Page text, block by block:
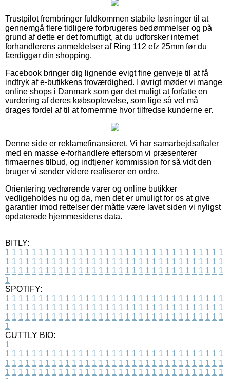
Trustpilot frembringer fuldkommen stabile løsninger til at
gennemgå flere tidligere forbrugeres bedømmelser og på
grund af dette er det fornuftigt, at du udforsker internet
forhandlerens anmeldelser af Ring 112 efz 25mm før du
færdiggør din shopping.
Facebook bringer dig lignende evigt fine genveje til at få
indtryk af e-butikkens troværdighed. I øvrigt møder vi mange
online shops i Danmark som gør det muligt at forfatte en
vurdering af deres købsoplevelse, som lige så vel må
drages fordel af til at fornemme hvor tilfredse kunderne er.
Denne side er reklamefinansieret. Vi har samarbejdsaftaler
med en masse e-forhandlere eftersom vi præsenterer
firmaernes tilbud, og indtjener kommission for så vidt den
bruger vi sender videre realiserer en ordre.
Orientering vedrørende varer og online butikker
vedligeholdes nu og da, men det er umuligt for os at give
garantier imod rettelser der måtte være lavet siden vi nyligst
opdaterede hjemmesidens data.
BITLY:
1 1 1 1 1 1 1 1 1 1 1 1 1 1 1 1 1 1 1 1 1 1 1 1 1 1 1 1 1 1 1 1 1
1 1 1 1 1 1 1 1 1 1 1 1 1 1 1 1 1 1 1 1 1 1 1 1 1 1 1 1 1 1 1 1 1
1 1 1 1 1 1 1 1 1 1 1 1 1 1 1 1 1 1 1 1 1 1 1 1 1 1 1 1 1 1 1 1 1
1
SPOTIFY:
1 1 1 1 1 1 1 1 1 1 1 1 1 1 1 1 1 1 1 1 1 1 1 1 1 1 1 1 1 1 1 1 1
1 1 1 1 1 1 1 1 1 1 1 1 1 1 1 1 1 1 1 1 1 1 1 1 1 1 1 1 1 1 1 1 1
1 1 1 1 1 1 1 1 1 1 1 1 1 1 1 1 1 1 1 1 1 1 1 1 1 1 1 1 1 1 1 1 1
1
CUTTLY BIO:
1
1 1 1 1 1 1 1 1 1 1 1 1 1 1 1 1 1 1 1 1 1 1 1 1 1 1 1 1 1 1 1 1 1
1 1 1 1 1 1 1 1 1 1 1 1 1 1 1 1 1 1 1 1 1 1 1 1 1 1 1 1 1 1 1 1 1
1 1 1 1 1 1 1 1 1 1 1 1 1 1 1 1 1 1 1 1 1 1 1 1 1 1 1 1 1 1 1 1 1